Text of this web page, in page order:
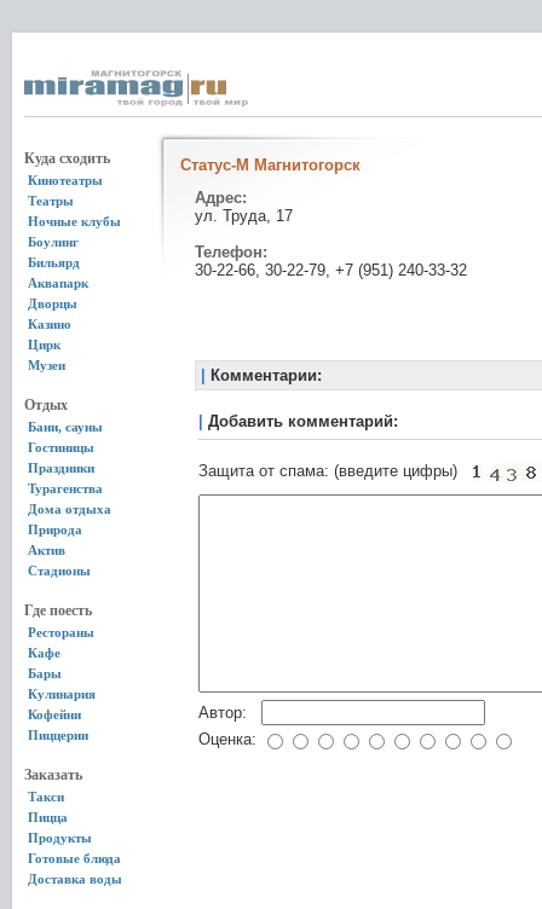
Куда сходить
Кинотеатры
Театры
Ночные клубы
Боулинг
Бильярд
Аквапарк
Дворцы
Казино
Цирк
Музеи
Отдых
Бани, сауны
Гостиницы
Праздники
Турагенства
Дома отдыха
Природа
Актив
Стадионы
Где поесть
Рестораны
Кафе
Бары
Кулинария
Кофейни
Пиццерии
Заказать
Такси
Пицца
Продукты
Готовые блюда
Доставка воды
Статус-М Магнитогорск
Адрес:
ул. Труда, 17
Телефон:
30-22-66, 30-22-79, +7 (951) 240-33-32
Комментарии:
Добавить комментарий:
Защита от спама: (введите цифры)
Автор:
Оценка: